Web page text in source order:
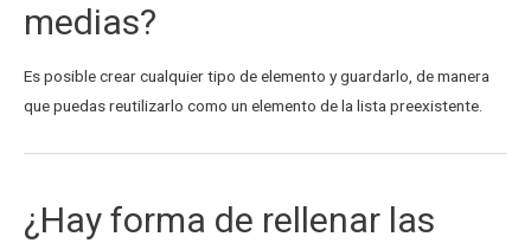
medias?
Es posible crear cualquier tipo de elemento y guardarlo, de manera
que puedas reutilizarlo como un elemento de la lista preexistente.
¿Hay forma de rellenar las